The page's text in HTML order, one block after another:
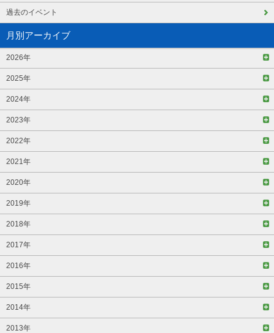
過去のイベント
月別アーカイブ
2026年
2025年
2024年
2023年
2022年
2021年
2020年
2019年
2018年
2017年
2016年
2015年
2014年
2013年